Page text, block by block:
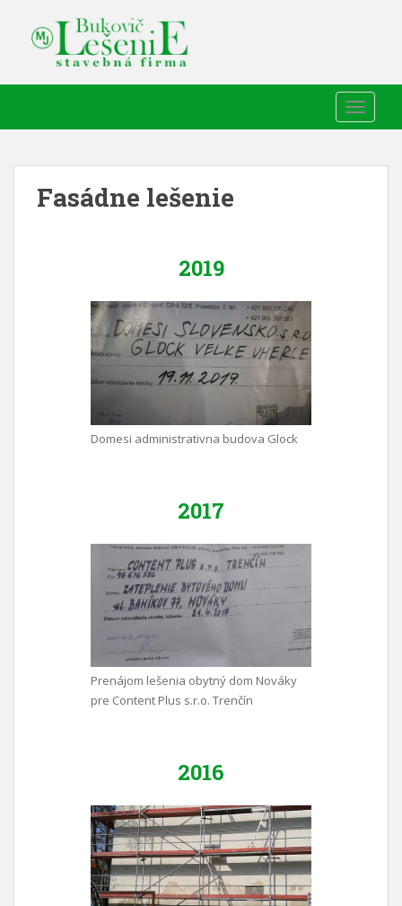
Fasádne lešenie
2019
Domesi administrativna budova Glock
2017
Prenájom lešenia obytný dom Nováky
pre Content Plus s.r.o. Trenčín
2016